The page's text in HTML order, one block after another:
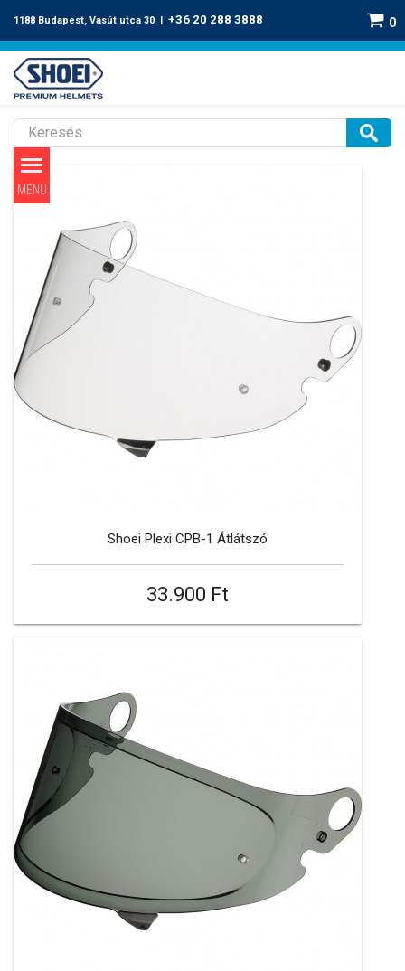
1188 Budapest, Vasút utca 30 | +36 20 288 3888 0
Shoei Glamster plexi
Shoei Plexi CPB-1 Átlátszó
33.900 Ft